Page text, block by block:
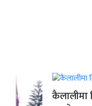
कैलालीमा